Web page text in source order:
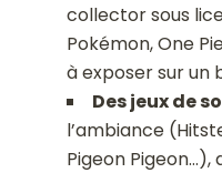
collector sous
Pokémon, One
à exposer sur un
Des jeux de
l’ambiance
Pigeon Pigeon…),